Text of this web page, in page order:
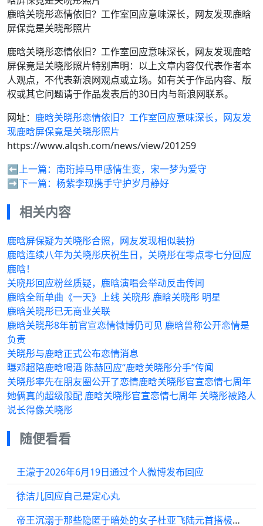
鹿晗关晓彤恋情依旧？工作室回应意味深长，网友发现鹿晗
屏保竟是关晓彤照片
鹿晗关晓彤恋情依旧？工作室回应意味深长，网友发现鹿晗
屏保竟是关晓彤照片特别声明：以上文章内容仅代表作者本
人观点，不代表新浪网观点或立场。如有关于作品内容、版
权或其它问题请于作品发表后的30日内与新浪网联系。
网址： 鹿晗关晓彤恋情依旧？工作室回应意味深长，网友发
现鹿晗屏保竟是关晓彤照片
https://www.alqsh.com/news/view/201259
⬅️上一篇： 南珩掉马甲感情生变，宋一梦为爱守
➡️下一篇： 杨紫李现携手守护岁月静好
相关内容
鹿晗屏保疑为关晓彤合照，网友发现相似装扮
鹿晗连续八年为关晓彤庆祝生日，关晓彤在零点零七分回应
鹿晗！
关晓彤回应粉丝质疑，鹿晗演唱会举动反击传闻
鹿晗全新单曲《一天》上线 关晓彤 鹿晗关晓彤 明星
鹿晗关晓彤已无商业关联
鹿晗关晓彤8年前官宣恋情微博仍可见 鹿晗曾称公开恋情是
负责
关晓彤与鹿晗正式公布恋情消息
曝邓超陪鹿晗喝酒 陈赫回应“鹿晗关晓彤分手”传闻
关晓彤率先在朋友圈公开了恋情鹿晗关晓彤官宣恋情七周年
她俩真的超级般配 鹿晗关晓彤官宣恋情七周年 关晓彤被路人
说长得像关晓彤
随便看看
王濛于2026年6月19日通过个人微博发布回应
徐洁儿回应自己是定心丸
帝王沉溺于那些隐匿于暗处的女子杜亚飞陆元首搭极致拉扯